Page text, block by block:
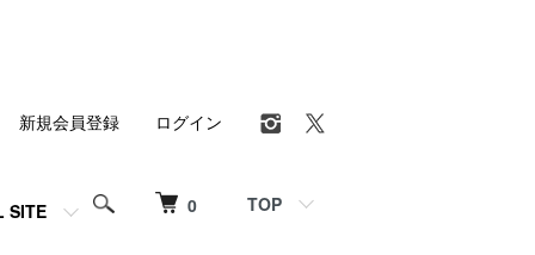
0 TOP
SITE
新規会員登録 ログイン